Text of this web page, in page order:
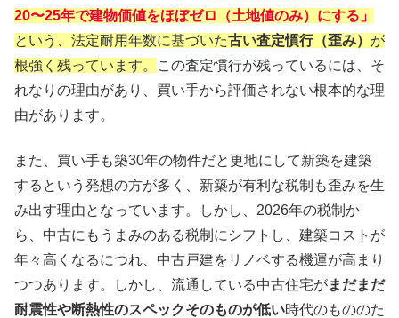
20〜25年で建物価値をほぼゼロ（土地値のみ）にする」
という、法定耐用年数に基づいた古い査定慣行（歪み） が
根強く残っています。
この査定慣行が残っているには、そ
れなりの理由があり、買い手から評価されない根本的な理
由があります。
また、買い手も築30年の物件だと更地にして新築を建築
するという発想の方が多く、新築が有利な税制も歪みを生
み出す理由となっています。しかし、2026年の税制か
ら、中古にもうまみのある税制にシフトし、建築コストが
年々高くなるにつれ、中古戸建をリノベする機運が高まり
つつあります。しかし、流通している中古住宅がまだまだ
耐震性や断熱性のスペックそのものが低い時代のもののた